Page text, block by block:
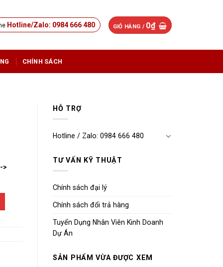
Hotline/Zalo: 0984 666 480 GIỎ HÀNG / 0₫
CHÍNH SÁCH
HỖ TRỢ
Hotline / Zalo: 0984 666 480
TƯ VẤN KỸ THUẬT
Chính sách đại lý
Chính sách đổi trả hàng
Tuyển Dụng Nhân Viên Kinh Doanh
Dự Án
SẢN PHẨM VỪA ĐƯỢC XEM
>